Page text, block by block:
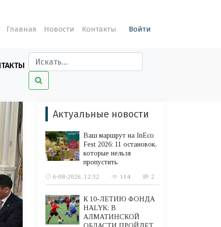
Главная Новости Контакты Войти
Актуальные новости
Ваш маршрут на InEco
Fest 2026: 11 остановок,
которые нельзя
пропустить
6-08-2026, 12:32
114 2
К 10-ЛЕТИЮ ФОНДА
HALYK: В
АЛМАТИНСКОЙ